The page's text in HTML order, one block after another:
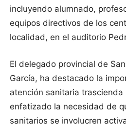
incluyendo alumnado,
equipos directivos de los
localidad, en el auditorio
El delegado provincial de
García, ha destacado la
atención sanitaria trascienda
enfatizado la necesidad de
sanitarios se involucren